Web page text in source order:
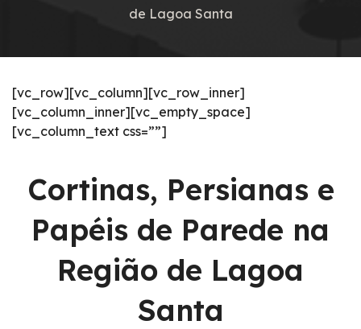
de Lagoa Santa
[vc_row][vc_column][vc_row_inner]
[vc_column_inner][vc_empty_space]
[vc_column_text css=””]
Cortinas, Persianas e
Papéis de Parede na
Região de Lagoa
Santa